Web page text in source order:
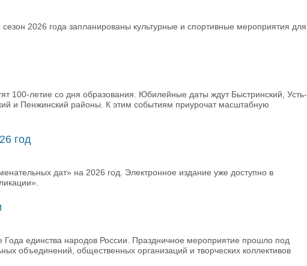
2026 года запланированы культурные и спортивные мероприятия для
100-летие со дня образования. Юбилейные даты ждут Быстринский, Усть-
и Пенжинский районы. К этим событиям приурочат масштабную
год
дат» на 2026 год. Электронное издание уже доступно в
Года единства народов России. Праздничное мероприятие прошло под
объединений, общественных организаций и творческих коллективов